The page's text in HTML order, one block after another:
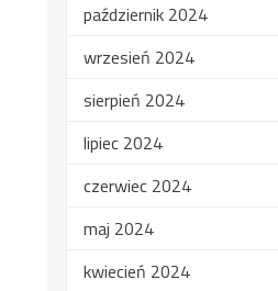
październik 2024
wrzesień 2024
sierpień 2024
lipiec 2024
czerwiec 2024
maj 2024
kwiecień 2024